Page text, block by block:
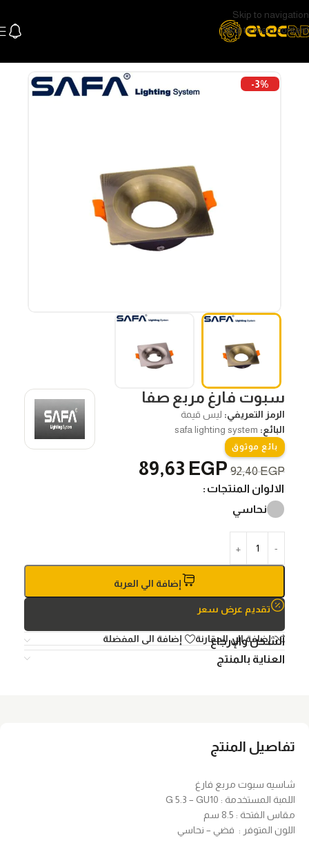
Skip to navigation
Skip to main content
-3%
سبوت فارغ مربع صفا
الرمز التعريفي: ليس قيمة
البائع: safa lighting system
بائع موثوق
92,40EGP
89,63 EGP
الالوان المنتجات
نحاسي
إضافة الي العربة
تقديم عرض سعر
إضافة الي المقارنة إضافة الى المفضلة
الشحن والإرجاع
العناية بالمنتج
تفاصيل المنتج
شاسيه سبوت مربع فارغ
اللمبة المستخدمة : G 5.3 – GU10
مقاس الفتحة : 8.5 سم
اللون المتوفر : فضي – نحاسي